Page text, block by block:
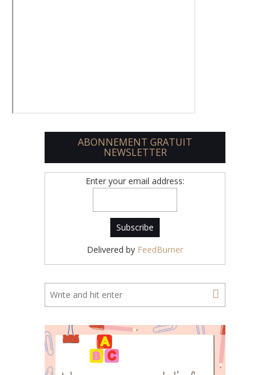
ABONNEMENT GRATUIT
NEWSLETTER
Enter your email address:
Delivered by FeedBurner